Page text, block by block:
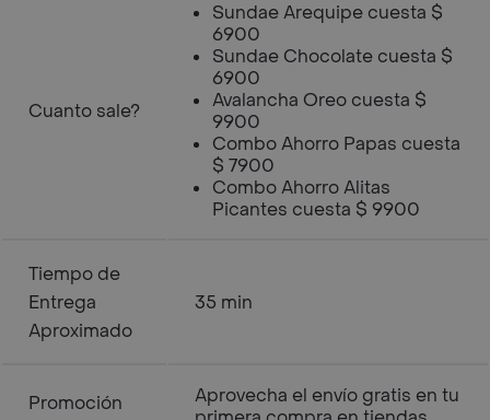
Cuanto sale?
Sundae Arequipe cuesta $
6900
Sundae Chocolate cuesta $
6900
Avalancha Oreo cuesta $
9900
Combo Ahorro Papas cuesta
$ 7900
Combo Ahorro Alitas
Picantes cuesta $ 9900
Tiempo de
Entrega
Aproximado
35 min
Promoción
Aprovecha el envío gratis en tu